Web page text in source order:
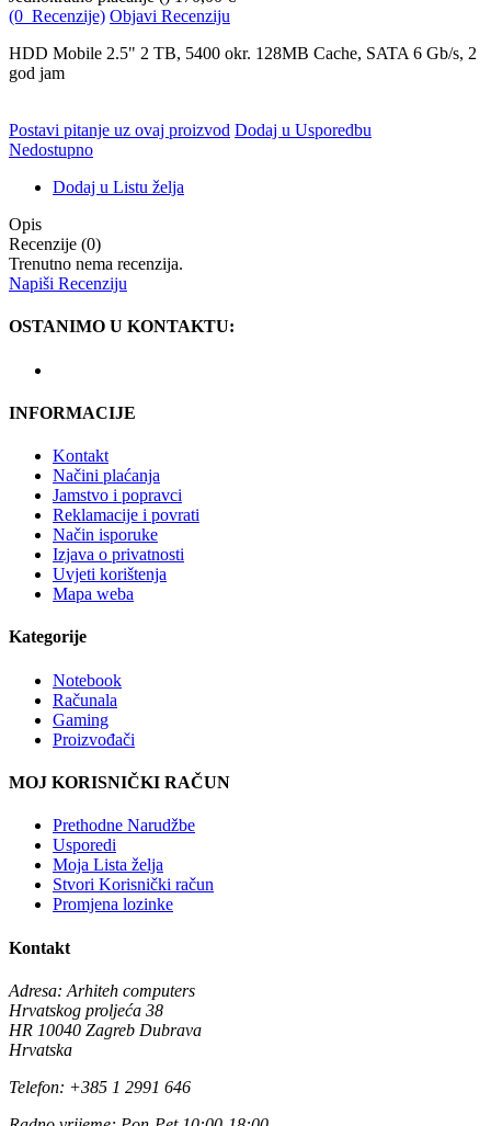
(0 Recenzije) Objavi Recenziju
HDD Mobile 2.5" 2 TB, 5400 okr. 128MB Cache, SATA 6 Gb/s, 2
god jam
Postavi pitanje uz ovaj proizvod Dodaj u Usporedbu
Nedostupno
Dodaj u Listu želja
Opis
Recenzije (0)
Trenutno nema recenzija.
Napiši Recenziju
OSTANIMO U KONTAKTU:
INFORMACIJE
Kontakt
Načini plaćanja
Jamstvo i popravci
Reklamacije i povrati
Način isporuke
Izjava o privatnosti
Uvjeti korištenja
Mapa weba
Kategorije
Notebook
Računala
Gaming
Proizvođači
MOJ KORISNIČKI RAČUN
Prethodne Narudžbe
Usporedi
Moja Lista želja
Stvori Korisnički račun
Promjena lozinke
Kontakt
Adresa: Arhiteh computers
Hrvatskog proljeća 38
HR 10040 Zagreb Dubrava
Hrvatska
Telefon: +385 1 2991 646